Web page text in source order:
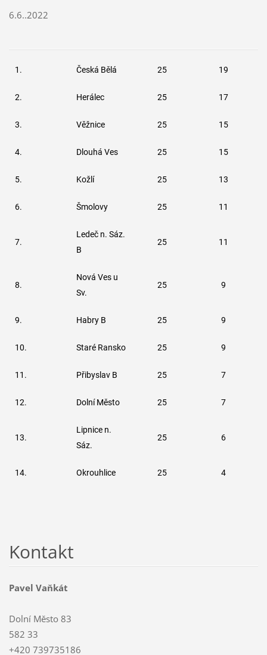
6.6..2022
1. Česká Bělá 25 19
2. Herálec 25 17
3. Věžnice 25 15
4. Dlouhá Ves 25 15
5. Kožlí 25 13
6. Šmolovy 25 11
7.
Ledeč n. Sáz.
B
25 11
8.
Nová Ves u
Sv.
25 9
9. Habry B 25 9
10. Staré Ransko 25 9
11. Přibyslav B 25 7
12. Dolní Město 25 7
13.
Lipnice n.
Sáz.
25 6
14. Okrouhlice 25 4
Kontakt
Pavel Vaňkát
Dolní Město 83
582 33
+420 739735186